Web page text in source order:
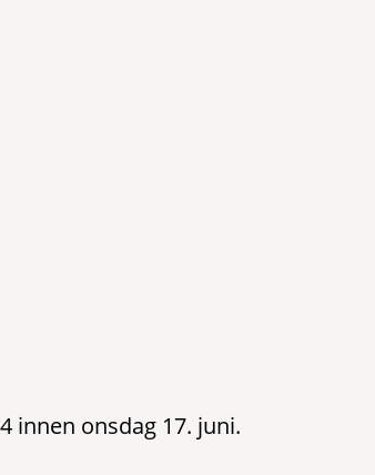
innen onsdag 17. juni.